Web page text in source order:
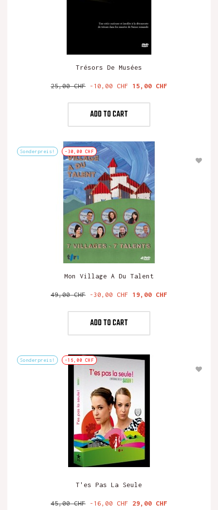
Trésors De Musées
Verkaufspreis
25,00 CHF -10,00 CHF Preis
15,00 CHF
ADD TO CART
Sonderpreis! -30,00 CHF
Mon Village A Du Talent
Verkaufspreis
49,00 CHF -30,00 CHF Preis
19,00 CHF
ADD TO CART
Sonderpreis! -16,00 CHF
T'es Pas La Seule
Verkaufspreis
45,00 CHF -16,00 CHF Preis
29,00 CHF